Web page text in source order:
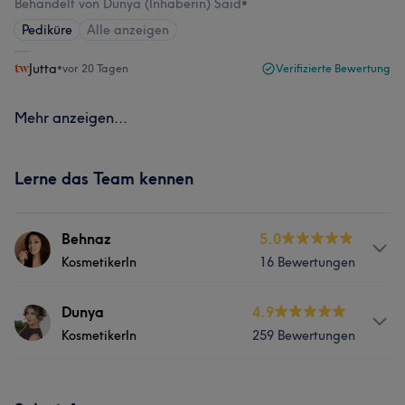
Behandelt von Dunya (Inhaberin) Said •
Pediküre
Alle anzeigen
Jutta•vor 20 Tagen Verifizierte Bewertung
Mehr anzeigen...
Lerne das Team kennen
Behnaz
KosmetikerIn
5.0
16 Bewertungen
ServicesDunya
KosmetikerIn
4.9
259 Bewertungen